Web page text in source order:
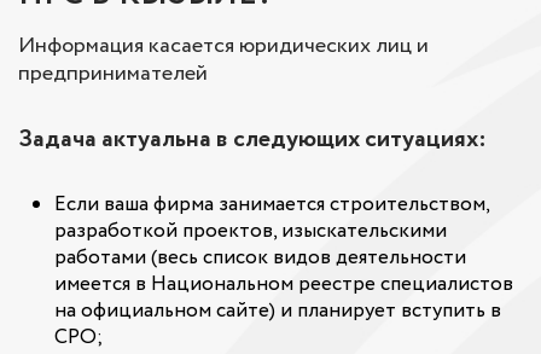
Информация касается юридических лиц и
предпринимателей
Задача актуальна в следующих ситуациях:
Если ваша фирма занимается строительством,
разработкой проектов, изыскательскими
работами (весь список видов деятельности
имеется в Национальном реестре специалистов
на официальном сайте) и планирует вступить в
СРО;